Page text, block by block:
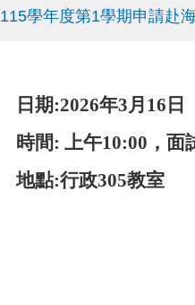
115學年度第1學期申請赴
日期:2026年3月16日
時間: 上午10:00，面
地點:行政305教室